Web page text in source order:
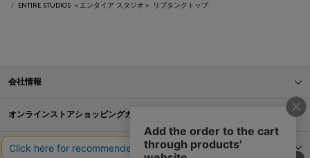
ENTIRE STUDIOS ＜エンタイア スタジオ＞ リブタンクトップ
会社情報
オンラインストアショッピングガイド
店舗情報